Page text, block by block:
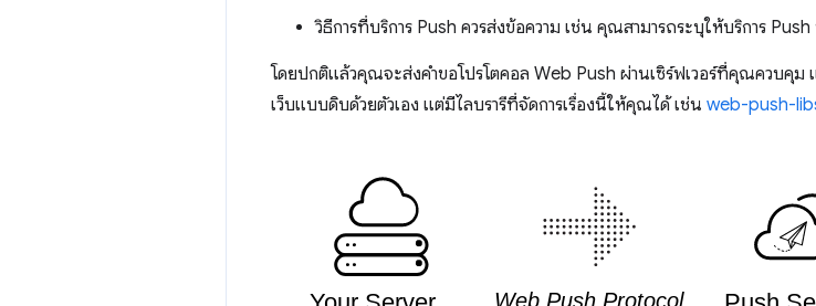
วิธีการที่บริการ Push ควรส่งข้อความ เช่น คุณสามารถระบุให้บริการ
โดยปกติแล้วคุณจะส่งคำขอโปรโตคอล Web Push ผ่านเซิร์ฟเวอร์ที่คุณควบคุม
เว็บแบบดิบด้วยตัวเอง แต่มีไลบรารีที่จัดการเรื่องนี้ให้คุณได้ เช่น web-push-